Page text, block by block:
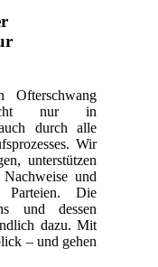
Ofterschwang
nur in
durch alle
Wir
unterstützen
und
Parteien. Die
und dessen
dazu. Mit
– und gehen